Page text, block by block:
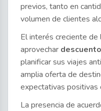
previos, tanto en
volumen de clientes
El interés creciente
aprovechar
planificar sus viajes
amplia oferta de
expectativas
La presencia de